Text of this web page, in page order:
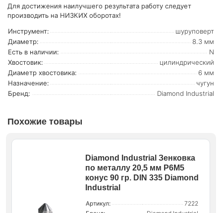
Для достижения наилучшего результата работу следует
производить на НИЗКИХ оборотах!
Инструмент:
шуруповерт
Диаметр:
8.3 мм
Есть в наличии:
N
Хвостовик:
цилиндрический
Диаметр хвостовика:
6 мм
Назначение:
чугун
Бренд:
Diamond Industrial
Похожие товары
Diamond Industrial Зенковка
по металлу 20,5 мм P6M5
конус 90 гр. DIN 335 Diamond
Industrial
Артикул:
7222